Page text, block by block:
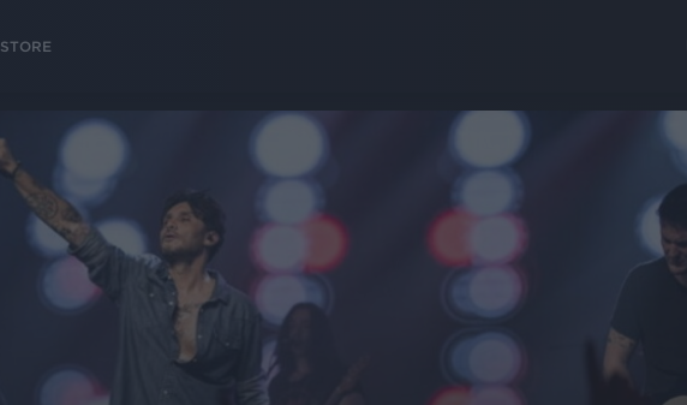
STORE